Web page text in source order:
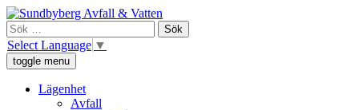
Skip
to
content
Sundbyberg Avfall och Vatten
Vi ansvarar för sophämtning, leverans av rent dricksvatten och att
avloppsvattnet tas omhand i Sundbyberg.
Sök
efter:
Select Language ▼
toggle menu
Lägenhet
Avfall